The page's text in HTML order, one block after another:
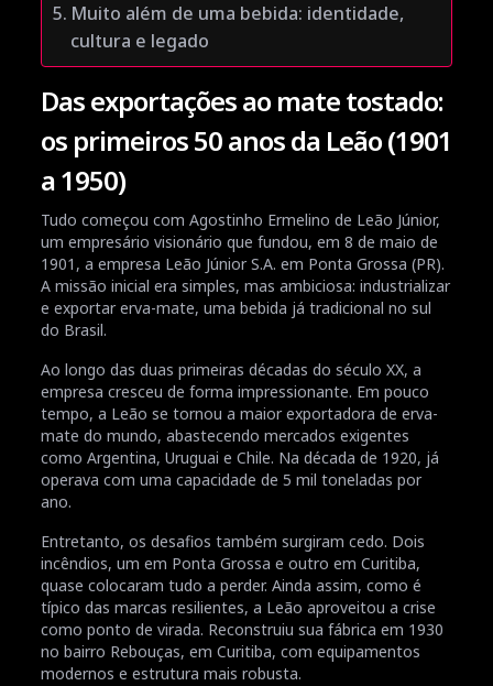
Muito além de uma bebida: identidade,
cultura e legado
Das exportações ao mate tostado:
os primeiros 50 anos da Leão (1901
a 1950)
Tudo começou com Agostinho Ermelino de Leão Júnior,
um empresário visionário que fundou, em 8 de maio de
1901, a empresa Leão Júnior S.A. em Ponta Grossa (PR).
A missão inicial era simples, mas ambiciosa: industrializar
e exportar erva-mate, uma bebida já tradicional no sul
do Brasil.
Ao longo das duas primeiras décadas do século XX, a
empresa cresceu de forma impressionante. Em pouco
tempo, a Leão se tornou a maior exportadora de erva-
mate do mundo, abastecendo mercados exigentes
como Argentina, Uruguai e Chile. Na década de 1920, já
operava com uma capacidade de 5 mil toneladas por
ano.
Entretanto, os desafios também surgiram cedo. Dois
incêndios, um em Ponta Grossa e outro em Curitiba,
quase colocaram tudo a perder. Ainda assim, como é
típico das marcas resilientes, a Leão aproveitou a crise
como ponto de virada. Reconstruiu sua fábrica em 1930
no bairro Rebouças, em Curitiba, com equipamentos
modernos e estrutura mais robusta.